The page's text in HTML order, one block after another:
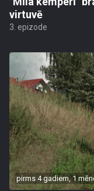
virtuvē
3. epizode
pirms 4 gadiem, 1